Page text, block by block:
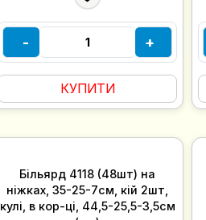
- +
КУПИТИ
Більярд 4118 (48шт) на
ніжках, 35-25-7см, кій 2шт,
кулі, в кор-ці, 44,5-25,5-3,5см